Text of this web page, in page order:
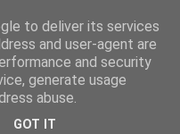
to deliver its services
and user-agent are
and security
generate usage
abuse.
GOT IT